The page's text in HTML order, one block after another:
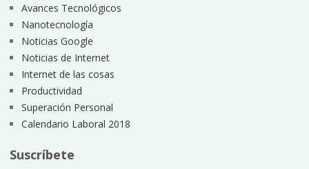
Avances Tecnológicos
Nanotecnología
Noticias Google
Noticias de Internet
Internet de las cosas
Productividad
Superación Personal
Calendario Laboral 2018
Suscríbete